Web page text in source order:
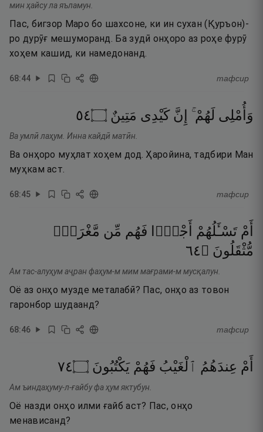
мин ҳайсу ла яъламун.
Пас, бигзор Маро бо шахсоне, ки ин сухан (Қуръон)-
ро дурӯғ мешуморанд. Ба зудӣ онҳоро аз роҳе фурӯ
хоҳем кашид, ки намедонанд.
68:44 тафсир
وَأُمْلِى لَهُمْ ۚ إِنَّ كَيْدِى مَتِينٌ ۝٤٥
Ва умлӣ лаҳум. Инна кайдӣ матӣн.
Ва онҳоро муҳлат хоҳем дод. Ҳаройина, тадбири Ман
муҳкам аст.
68:45 тафсир
أَمْ تَسْـَٔلُهُمْ أَجْرًۭا فَهُم مِّن مَّغْرَمٍۢ
مُّثْقَلُونَ ۝٤٦
Ам тас-алуҳум аҷран фаҳум-м мим мағрами-м мусқалун.
Оё аз онҳо музде металабӣ? Пас, онҳо аз товон
гаронбор шудаанд?
68:46 тафсир
أَمْ عِندَهُمُ ٱلْغَيْبُ فَهُمْ يَكْتُبُونَ ۝٤٧
Ам ъиндаҳуму-л-ғайбу фа ҳум яктубун.
Оё назди онҳо илми ғайб аст? Пас, онҳо
менависанд?